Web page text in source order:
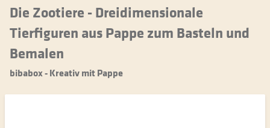
Die Zootiere - Dreidimensionale
Tierfiguren aus Pappe zum Basteln und
Bemalen
bibabox - Kreativ mit Pappe